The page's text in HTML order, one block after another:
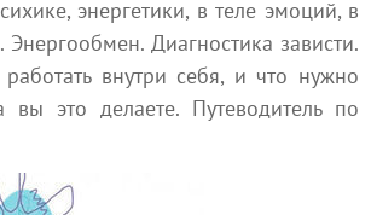
энергетики, в теле эмоций, в
Диагностика зависти.
внутри себя, и что нужно
вы это делаете. Путеводитель по